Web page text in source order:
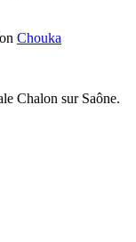
Chouka
Chalon sur Saône.